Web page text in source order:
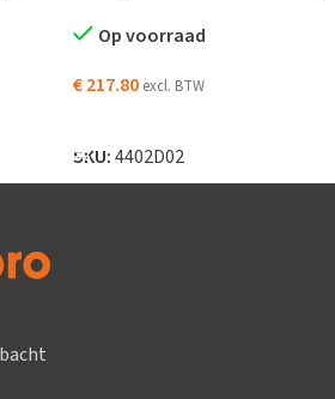
Op voorraad
€217.80 excl. BTW
SKU:4402D02